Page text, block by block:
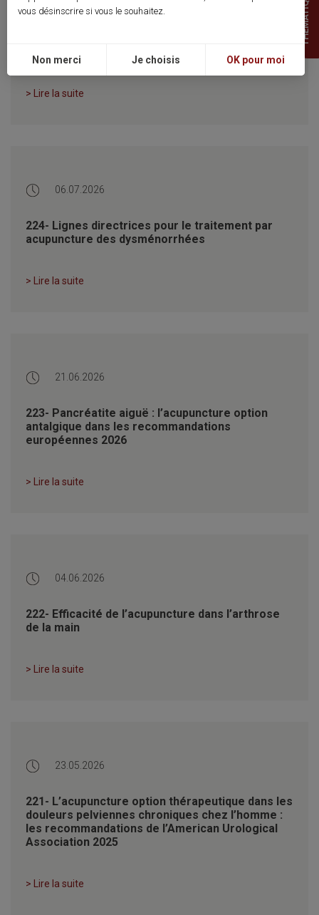
> Lire la suite
06.07.2026
224- Lignes directrices pour le traitement par
acupuncture des dysménorrhées
> Lire la suite
21.06.2026
223- Pancréatite aiguë : l’acupuncture option
antalgique dans les recommandations
européennes 2026
> Lire la suite
04.06.2026
222- Efficacité de l’acupuncture dans l’arthrose
de la main
> Lire la suite
23.05.2026
221- L’acupuncture option thérapeutique dans les
douleurs pelviennes chroniques chez l’homme :
les recommandations de l’American Urological
Association 2025
> Lire la suite
THEMATIQUES
vous désinscrire si vous le souhaitez.
Non merci Je choisis OK pour moi